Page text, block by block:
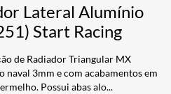
Lateral Alumínio
Start Racing
de Radiador Triangular MX
naval 3mm e com acabamentos em
Possui abas alo...